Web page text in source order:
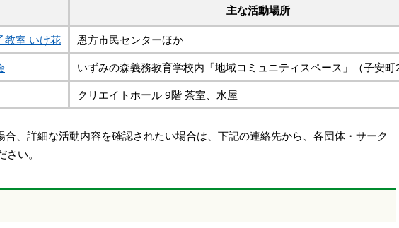
主な活動場所
教室 いけ花
恩方市民センターほか
いずみの森義務教育学校内「地域コミュニティスペース」（子安
クリエイトホール 9階 茶室、水屋
、詳細な活動内容を確認されたい場合は、下記の連絡先から、各団体・サーク
い。